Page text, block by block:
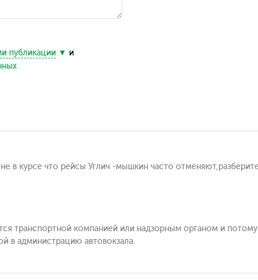
публикации
и
в курсе что рейсы Углич -мышкин часто
транспортной компанией или надзорным органом и
в администрацию автовокзала.